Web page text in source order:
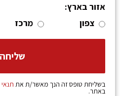
אזור בארץ:
צפון
מרכז
בשליחת טופס זה הנך מאשר/ת את
באתר.